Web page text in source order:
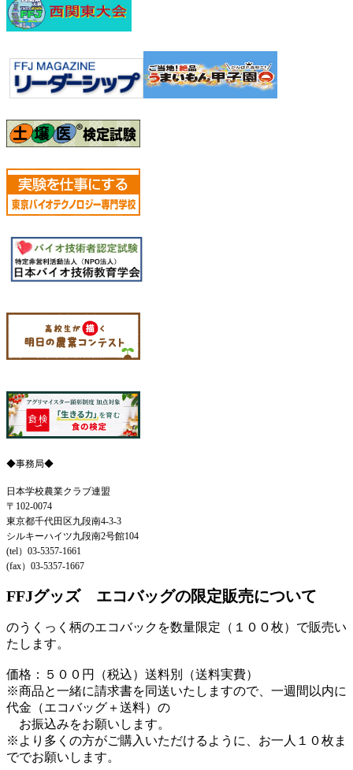
◆事務局◆
日本学校農業クラブ連盟
〒102-0074
東京都千代田区九段南4-3-3
シルキーハイツ九段南2号館104
(tel）03-5357-1661
(fax）03-5357-1667
FFJグッズ エコバッグの限定販売について
のうくっく柄のエコバックを数量限定（１００枚）で販売い
たします。
価格：５００円（税込）送料別（送料実費）
※商品と一緒に請求書を同送いたしますので、一週間以内に
代金（エコバッグ＋送料）の
お振込みをお願いします。
※より多くの方がご購入いただけるように、お一人１０枚ま
ででお願いします。